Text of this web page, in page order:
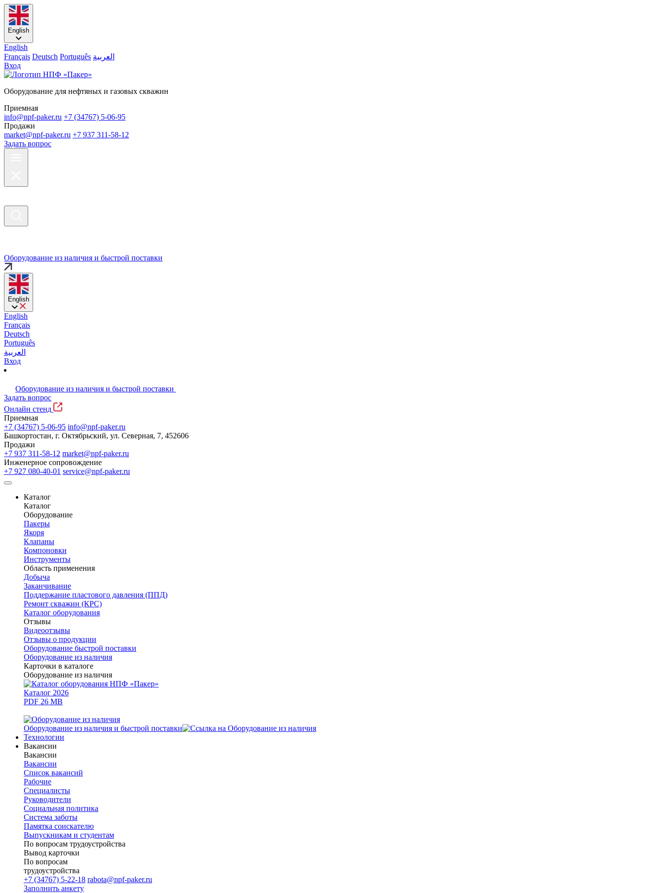
English
English
Français Deutsch Português العربية
Вход
Оборудование для нефтяных и газовых скважин
Приемная
info@npf-paker.ru +7 (34767) 5-06-95
Продажи
market@npf-paker.ru +7 937 311-58-12
Задать вопрос
Оборудование из наличия и быстрой поставки
English
English
Français
Deutsch
Português
العربية
Вход
Оборудование из наличия и быстрой поставки
Задать вопрос
Онлайн стенд
Приемная
+7 (34767) 5-06-95 info@npf-paker.ru
Башкортостан, г. Октябрьский, ул. Северная, 7, 452606
Продажи
+7 937 311-58-12 market@npf-paker.ru
Инженерное сопровождение
+7 927 080-40-01 service@npf-paker.ru
Каталог
Каталог
Оборудование
Пакеры
Якоря
Клапаны
Компоновки
Инструменты
Область применения
Добыча
Заканчивание
Поддержание пластового давления (ППД)
Ремонт скважин (КРС)
Каталог оборудования
Отзывы
Видеоотзывы
Отзывы о продукции
Оборудование быстрой поставки
Оборудование из наличия
Карточки в каталоге
Оборудование из наличия
Каталог 2026
PDF 26 MB
Оборудование из наличия и быстрой поставки
Технологии
Вакансии
Вакансии
Вакансии
Список вакансий
Рабочие
Специалисты
Руководители
Cоциальная политика
Система заботы
Памятка соискателю
Выпускникам и студентам
По вопросам трудоустройства
Вывод карточки
По вопросам
трудоустройства
+7 (34767) 5-22-18 rabota@npf-paker.ru
Заполнить анкету